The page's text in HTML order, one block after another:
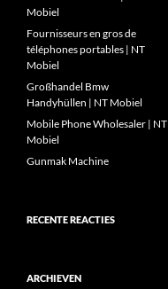
Mobiel
Fournisseurs en gros de
téléphones portables | NT
Mobiel
Großhandel Bmw
Handyhüllen | NT Mobiel
Mobile Phone Wholesaler | NT
Mobiel
Gunmak Machine
RECENTE REACTIES
ARCHIEVEN